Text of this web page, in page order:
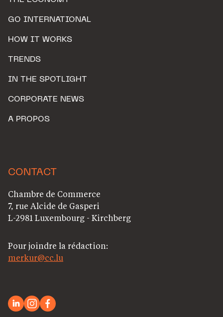
GO INTERNATIONAL
HOW IT WORKS
TRENDS
IN THE SPOTLIGHT
CORPORATE NEWS
A PROPOS
CONTACT
Chambre de Commerce
7, rue Alcide de Gasperi
L-2981 Luxembourg - Kirchberg
Pour joindre la rédaction:
merkur@cc.lu